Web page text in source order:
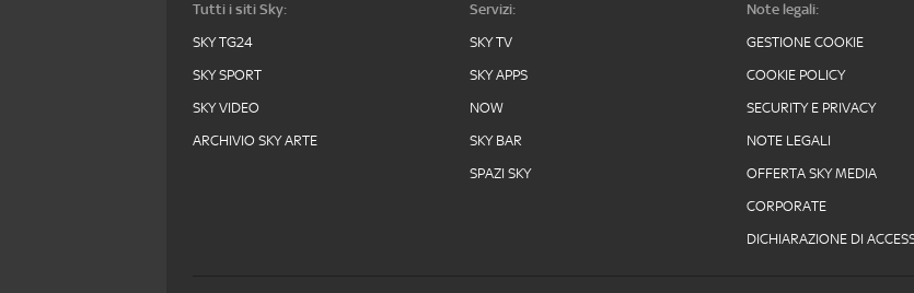
Tutti i siti Sky:
SKY TG24
SKY SPORT
SKY VIDEO
ARCHIVIO SKY ARTE
Servizi:
SKY TV
SKY APPS
NOW
SKY BAR
SPAZI SKY
Note legali:
GESTIONE COOKIE
COOKIE POLICY
SECURITY E PRIVACY
NOTE LEGALI
OFFERTA SKY MEDIA
CORPORATE
DICHIARAZIONE DI